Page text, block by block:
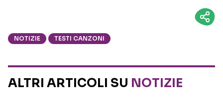
NOTIZIE TESTI CANZONI
ALTRI ARTICOLI SU NOTIZIE